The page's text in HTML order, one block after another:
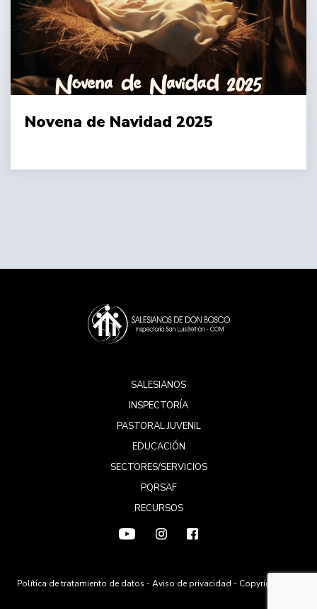
Novena de Navidad 2025
SALESIANOS
INSPECTORÍA
PASTORAL JUVENIL
EDUCACIÓN
SECTORES/SERVICIOS
PQRSAF
RECURSOS
Política de tratamiento de datos -Aviso de privacidad - Copyright 2026